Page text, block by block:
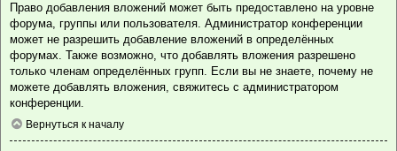
Право добавления вложений может быть предоставлено на уровне
форума, группы или пользователя. Администратор конференции
может не разрешить добавление вложений в определённых
форумах. Также возможно, что добавлять вложения разрешено
только членам определённых групп. Если вы не знаете, почему не
можете добавлять вложения, свяжитесь с администратором
конференции.
Вернуться к началу